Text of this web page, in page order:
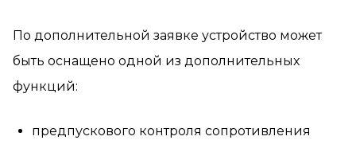
По дополнительной заявке устройство может
быть оснащено одной из дополнительных
функций:
предпускового контроля сопротивления